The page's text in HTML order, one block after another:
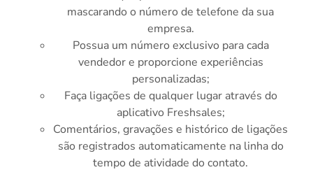
mascarando o número de telefone da sua
empresa.
Possua um número exclusivo para cada
vendedor e proporcione experiências
personalizadas;
Faça ligações de qualquer lugar através do
aplicativo Freshsales;
Comentários, gravações e histórico de ligações
são registrados automaticamente na linha do
tempo de atividade do contato.